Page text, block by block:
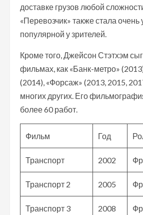
доставке грузов любой
«Перевозчик» также стала
популярной у зрителей.
Кроме того, Джейсон Стэтхэм
фильмах, как «Банк-метро»
(2014), «Форсаж» (2013, 2015,
многих других. Его
более 60 работ.
Фильм Год
Транспорт 2002
Транспорт 2 2005
Транспорт 3 2008